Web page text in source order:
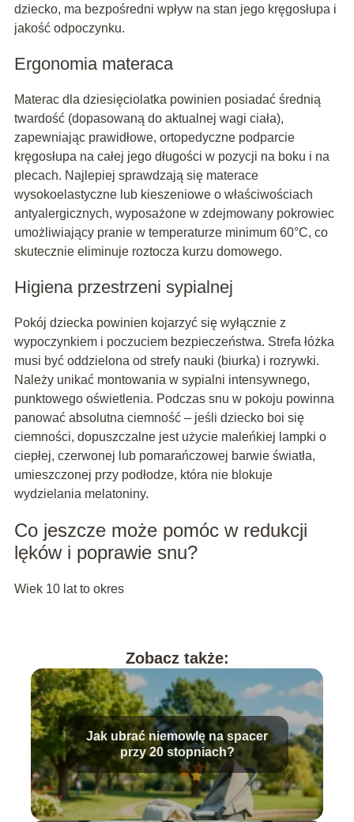
dziecko, ma bezpośredni wpływ na stan jego kręgosłupa i
jakość odpoczynku.
Ergonomia materaca
Materac dla dziesięciolatka powinien posiadać średnią
twardość (dopasowaną do aktualnej wagi ciała),
zapewniając prawidłowe, ortopedyczne podparcie
kręgosłupa na całej jego długości w pozycji na boku i na
plecach. Najlepiej sprawdzają się materace
wysokoelastyczne lub kieszeniowe o właściwościach
antyalergicznych, wyposażone w zdejmowany pokrowiec
umożliwiający pranie w temperaturze minimum 60°C, co
skutecznie eliminuje roztocza kurzu domowego.
Higiena przestrzeni sypialnej
Pokój dziecka powinien kojarzyć się wyłącznie z
wypoczynkiem i poczuciem bezpieczeństwa. Strefa łóżka
musi być oddzielona od strefy nauki (biurka) i rozrywki.
Należy unikać montowania w sypialni intensywnego,
punktowego oświetlenia. Podczas snu w pokoju powinna
panować absolutna ciemność – jeśli dziecko boi się
ciemności, dopuszczalne jest użycie maleńkiej lampki o
ciepłej, czerwonej lub pomarańczowej barwie światła,
umieszczonej przy podłodze, która nie blokuje
wydzielania melatoniny.
Co jeszcze może pomóc w redukcji
lęków i poprawie snu?
Wiek 10 lat to okres
Zobacz także:
Jak ubrać niemowlę na spacer
przy 20 stopniach?